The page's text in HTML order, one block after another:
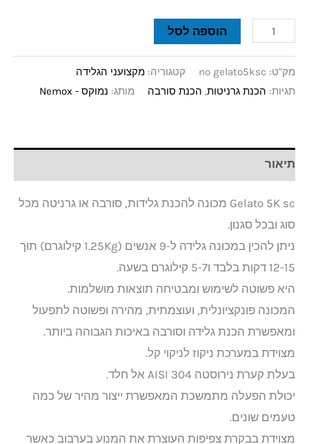
הוספה לסל
מק"ט: no gelato5ksc קטגוריה: מקצועני הגלידה
תגיות: הכנת גרניטות, הכנת סורבה מותג: נמוקס - Nemox
תיאור
Gelato 5K sc מכונה להכנת גלידות, סורבה או גרניטה מכל
סוג ובכל סגנון.
ניתן להכין במכונה גלידה ל-9 אנשים (1.25Kg קילוגרם) תוך
12-15 דקות בלבד ו5-7 קילוגרם בשעה.
היא פשוטה לשימוש ומבטיחה תוצאות מושלמות.
המכונה פונקציונלית, ועוצמתית, מהירה ופשוטה לתפעול
ומאפשרת הכנת גלידה וסורבה באיכות הגבוהה ביותר.
מצוידת במערכת ניקוז לניקוי קל.
בעלת קערת נירוסטה AISI 304 אל חלד.
יכולת הפעלה מתמשכת המאפשרת ייצור מהיר של כמה
טעמים שונים.
מצוידת בבקרת צפיפות העוצרת את המנוע בערבוב כאשר